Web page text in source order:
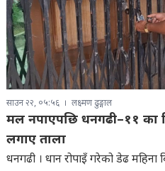
साउन २२, ०५:५६ लक्ष्मण ढुङ्गाल
मल नपाएपछि धनगढी–११ का
लगाए ताला
धनगढी । धान रोपाइँ गरेको डेढ महिना